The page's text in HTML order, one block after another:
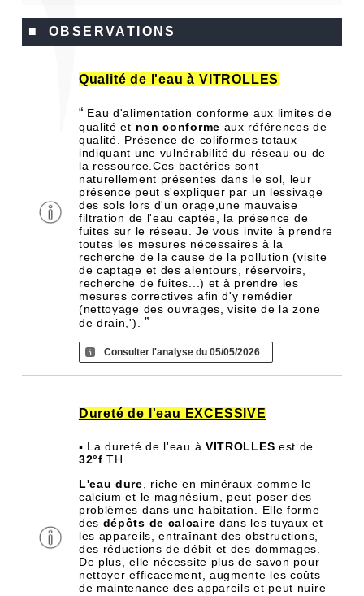
■ OBSERVATIONS
Qualité de l'eau à VITROLLES
“ Eau d'alimentation conforme aux limites de
qualité et non conforme aux références de
qualité. Présence de coliformes totaux
indiquant une vulnérabilité du réseau ou de
la ressource.Ces bactéries sont
naturellement présentes dans le sol, leur
présence peut s'expliquer par un lessivage
des sols lors d'un orage,une mauvaise
filtration de l'eau captée, la présence de
fuites sur le réseau. Je vous invite à prendre
toutes les mesures nécessaires à la
recherche de la cause de la pollution (visite
de captage et des alentours, réservoirs,
recherche de fuites...) et à prendre les
mesures correctives afin d'y remédier
(nettoyage des ouvrages, visite de la zone
de drain,'). ”
Consulter l'analyse du 05/05/2026
Dureté de l'eau EXCESSIVE
▪ La dureté de l'eau à VITROLLES est de
32°f TH.
L'eau dure , riche en minéraux comme le
calcium et le magnésium, peut poser des
problèmes dans une habitation. Elle forme
des dépôts de calcaire dans les tuyaux et
les appareils, entraînant des obstructions,
des réductions de débit et des dommages.
De plus, elle nécessite plus de savon pour
nettoyer efficacement, augmente les coûts
de maintenance des appareils et peut nuire